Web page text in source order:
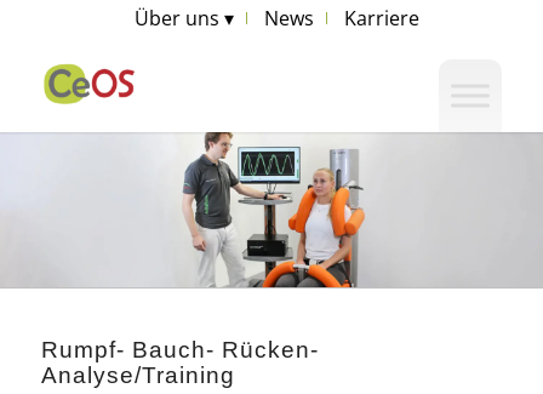
Über uns ▾ News Karriere
Rumpf- Bauch- Rücken-
Analyse/Training